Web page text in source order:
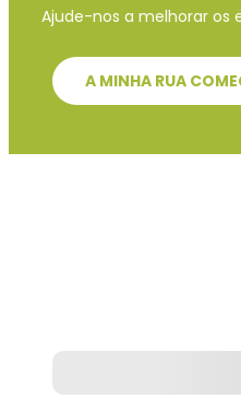
Ajude-nos a melhorar os
A MINHA RUA